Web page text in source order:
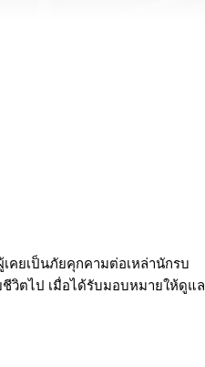
คยเป็นภัยคุกคามต่อเหล่านักรบ
วิตไป เมื่อได้รับมอบหมายให้ดูแล